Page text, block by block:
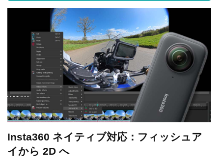
Insta360 ネイティブ対応：フィッシュア
イから 2D へ